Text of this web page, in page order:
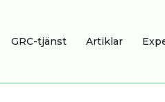
TJÄNSTER
GRC-tjänst Artiklar